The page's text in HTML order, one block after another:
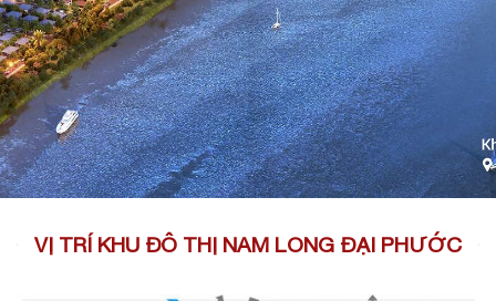
VỊ TRÍ KHU ĐÔ THỊ NAM LONG ĐẠI PHƯỚC